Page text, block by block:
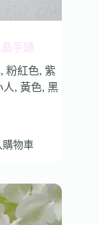
手鏈
,粉紅色,紫
人, 黃色, 黑
購物車